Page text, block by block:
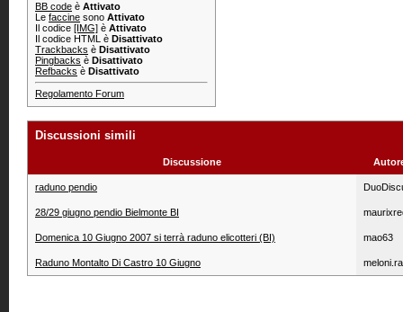
BB code è Attivato
Le faccine sono Attivato
Il codice [IMG] è Attivato
Il codice HTML è Disattivato
Trackbacks è Disattivato
Pingbacks è Disattivato
Refbacks è Disattivato
Regolamento Forum
Discussioni simili
Discussione
raduno pendio
28/29 giugno pendio Bielmonte BI
Domenica 10 Giugno 2007 si terrà raduno elicotteri (BI) mao63
Raduno Montalto Di Castro 10 Giugno